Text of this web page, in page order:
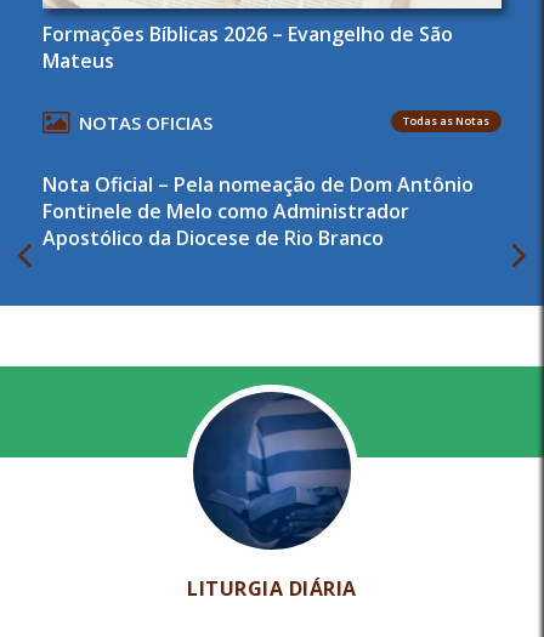
Formações Bíblicas 2026 – Evangelho de São
Mateus
NOTAS OFICIAS Todas as Notas
Nota Oficial – Pela nomeação de Dom Antônio
Fontinele de Melo como Administrador
Apostólico da Diocese de Rio Branco
LITURGIA DIÁRIA